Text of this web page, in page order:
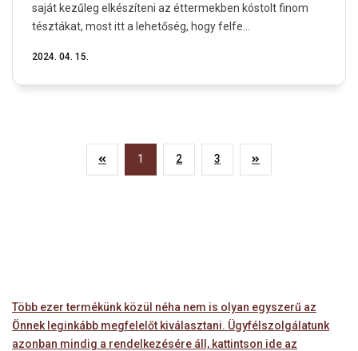
saját kezűleg elkészíteni az éttermekben kóstolt finom
tésztákat, most itt a lehetőség, hogy felfe...
2024. 04. 15.
1 2 3
Több ezer termékünk közül néha nem is olyan egyszerű az
Önnek leginkább megfelelőt kiválasztani. Ügyfélszolgálatunk
azonban mindig a rendelkezésére áll, kattintson ide az